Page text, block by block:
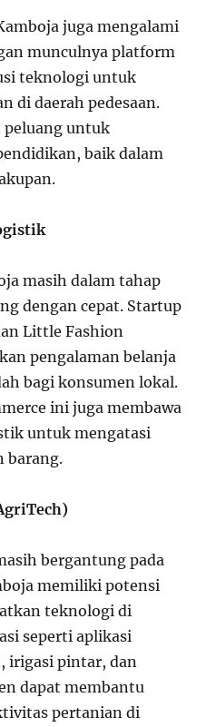
juga mengalami
munculnya platform
teknologi untuk
di daerah pedesaan.
peluang untuk
baik dalam
masih dalam tahap
dengan cepat. Startup
Little Fashion
pengalaman belanja
bagi konsumen lokal.
ini juga membawa
untuk mengatasi
barang.
bergantung pada
memiliki potensi
teknologi di
seperti aplikasi
irigasi pintar, dan
dapat membantu
pertanian di